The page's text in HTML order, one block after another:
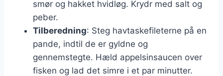
smør og hakket hvidløg. Krydr med salt og
peber.
Tilberedning: Steg havtaskefileterne på en
pande, indtil de er gyldne og
gennemstegte. Hæld appelsinsaucen over
fisken og lad det simre i et par minutter.